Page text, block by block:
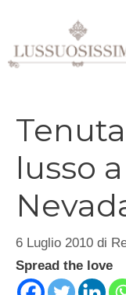
contenuto
lusso
6 Luglio 2010 di
Spread the love